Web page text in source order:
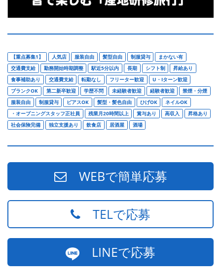
【重点募集1】 人気店 服装自由 髪型自由 制服貸与
まかない有
交通費支給
勤務開始時期調整 駅近5分以内 長期 シフト制
昇給あり
食事補助あり
交通費支給 転勤なし フリーター歓迎
U・Iターン歓迎
ブランクOK
第二新卒歓迎 学歴不問 未経験者歓迎 経験者歓迎
禁煙・分煙
服装自由
制服貸与 ピアスOK 髪型・髪色自由 ひげOK
ネイルOK
・オープニングスタッフ正社員
残業月20時間以上 賞与あり 高収入
昇格あり
社会保険完備
独立支援あり 飲食店 居酒屋 酒場
WEBで簡単応募
TELで応募
LINEで応募